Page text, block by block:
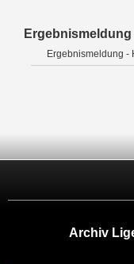
Ergebnismeldung
Ergebnismeldung -
Archiv